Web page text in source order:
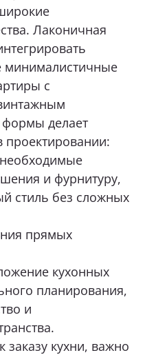
Лаконичная
минималистичные
с
делает
и фурнитуру,
стиль без сложных
прямых
кухонных
планирования,
и
заказу кухни, важно
обработку
политики
я даю свое согласие
данных, в соответствии с
года № 152-ФЗ
и для целей,
персональных данных *
ТД «Премьер
ТЦ «Новый
Интерьер-